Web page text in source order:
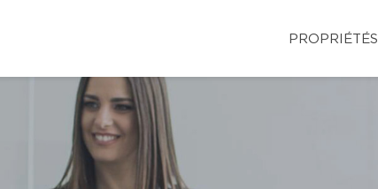
PROPRIÉTÉS